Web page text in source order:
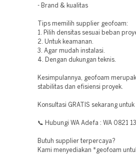
- Brand & kualitas
Tips memilih supplier geofoam:
1. Pilih densitas sesuai beban
2. Untuk keamanan.
3. Agar mudah instalasi.
4. Dengan dukungan teknis.
Kesimpulannya, geofoam
stabilitas dan efisiensi proyek.
Konsultasi GRATIS sekarang
📞 Hubungi WA Adefa : WA 0821
Butuh supplier terpercaya?
Kami menyediakan *geofoam